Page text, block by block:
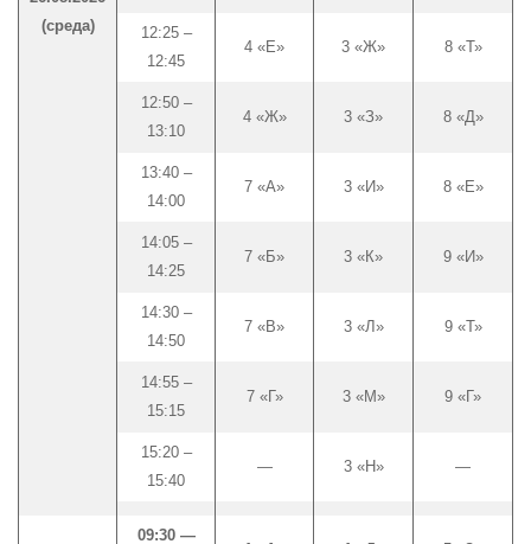
(среда)
12:25 –
12:45
4 «Е» 3 «Ж» 8 «Т»
12:50 –
13:10
4 «Ж» 3 «З» 8 «Д»
13:40 –
14:00
7 «А» 3 «И» 8 «Е»
14:05 –
14:25
7 «Б» 3 «К» 9 «И»
14:30 –
14:50
7 «В» 3 «Л» 9 «Т»
14:55 –
15:15
7 «Г» 3 «М» 9 «Г»
15:20 –
15:40
— 3 «Н» —
09:30 —